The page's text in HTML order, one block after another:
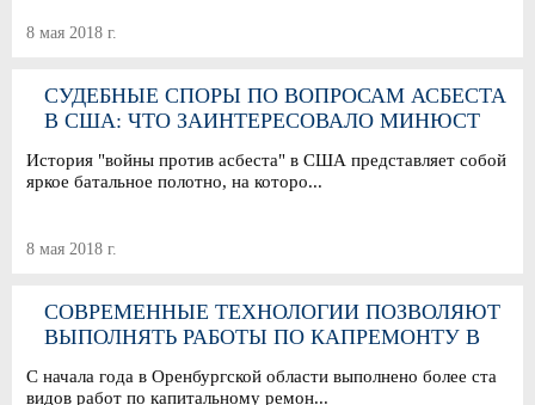
8 мая 2018 г.
СУДЕБНЫЕ СПОРЫ ПО ВОПРОСАМ АСБЕСТА
В США: ЧТО ЗАИНТЕРЕСОВАЛО МИНЮСТ
История "войны против асбеста" в США представляет собой
яркое батальное полотно, на которо...
8 мая 2018 г.
СОВРЕМЕННЫЕ ТЕХНОЛОГИИ ПОЗВОЛЯЮТ
ВЫПОЛНЯТЬ РАБОТЫ ПО КАПРЕМОНТУ В
С начала года в Оренбургской области выполнено более ста
видов работ по капитальному ремон...